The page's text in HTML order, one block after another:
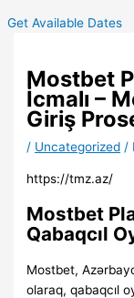
Get Available Dates
Mostbet
İcmalı –
Giriş
/ Uncategorized /
https://tmz.az/
Mostbet
Qabaqcıl
Mostbet,
olaraq, qabaqcıl